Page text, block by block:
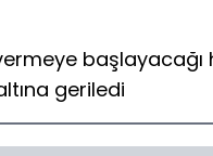
geriledi